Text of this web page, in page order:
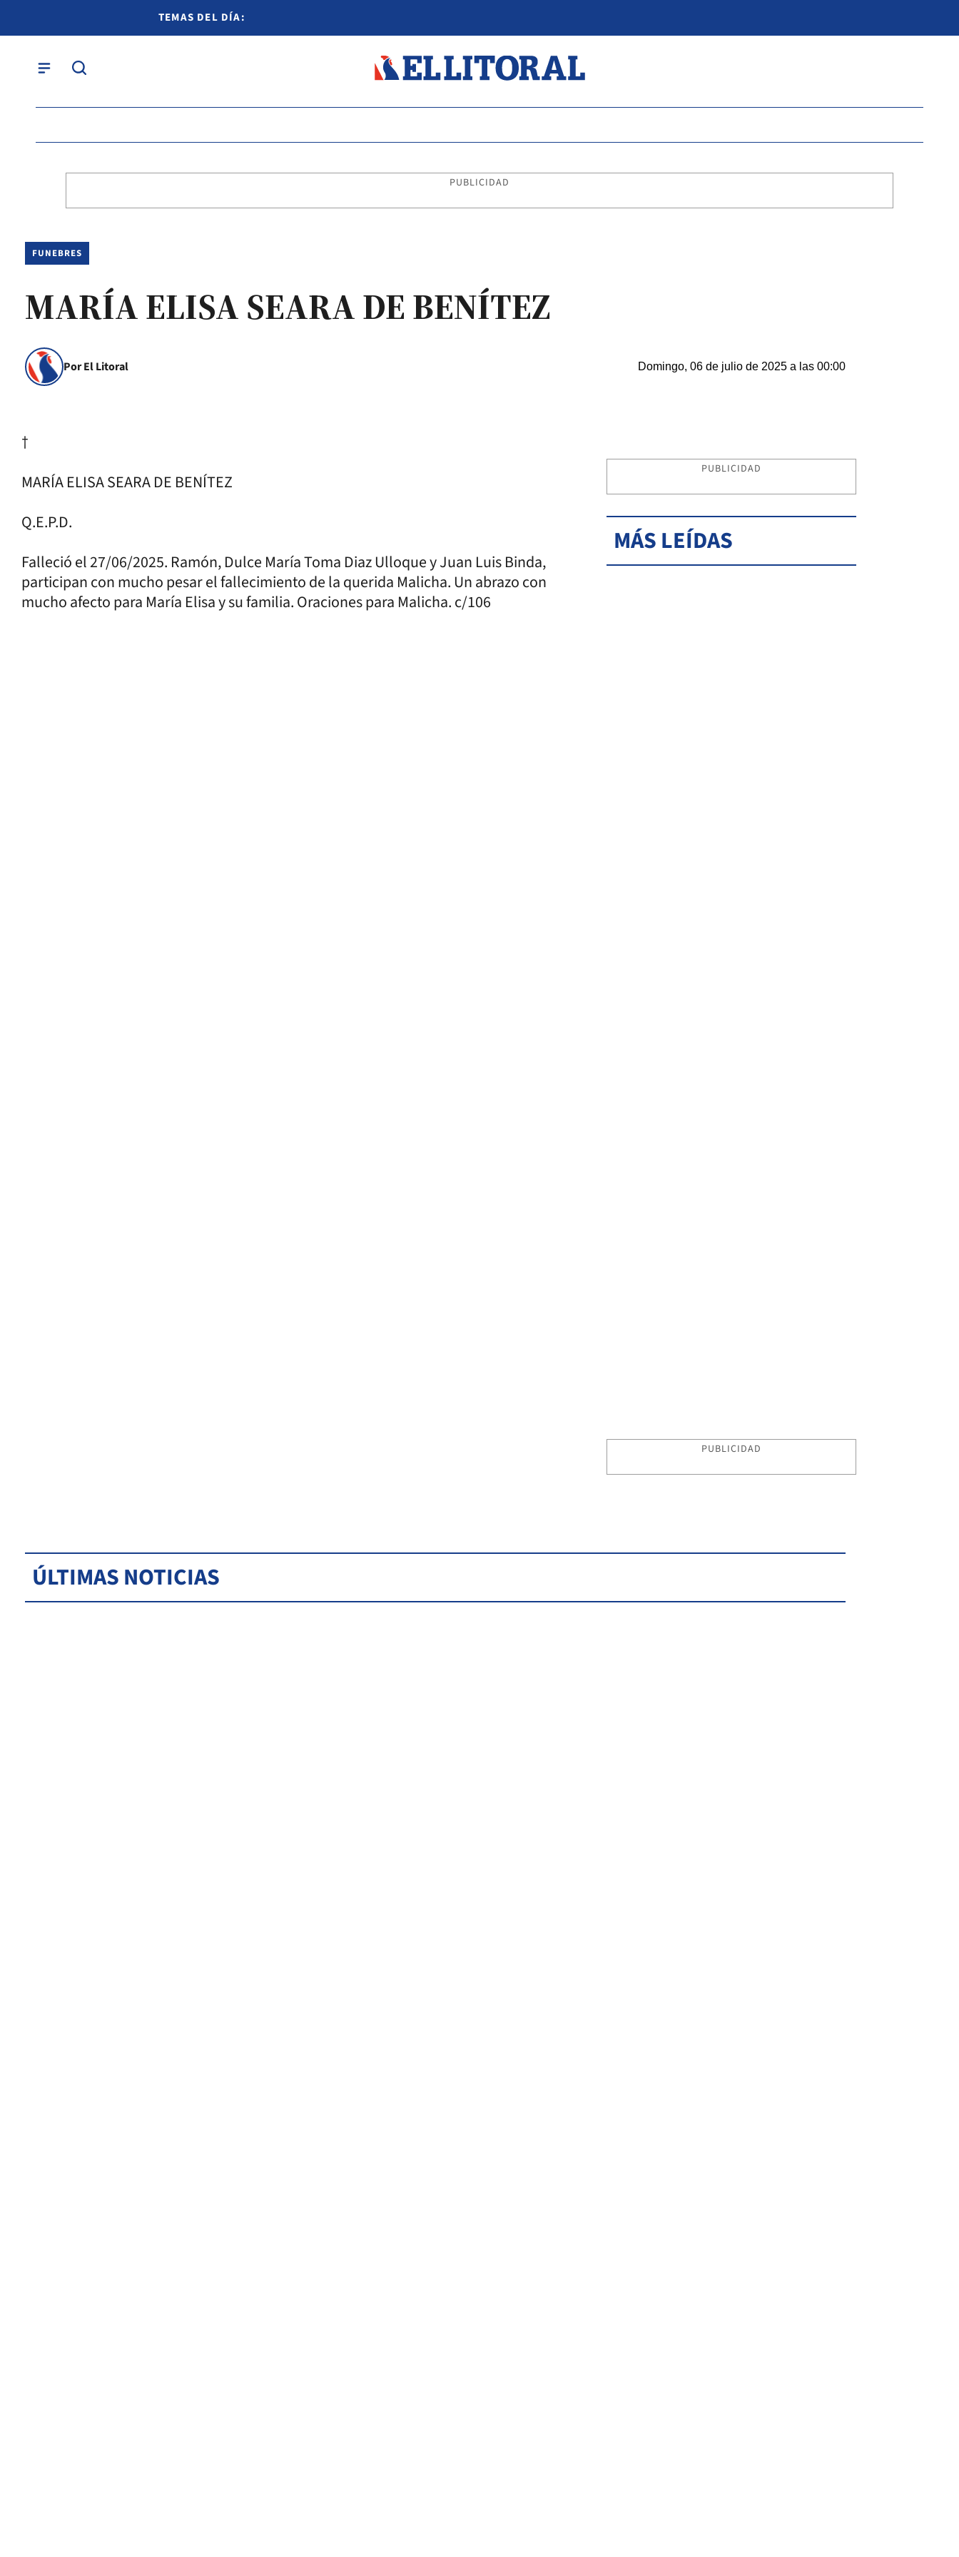
TEMAS DEL DÍA:
PUBLICIDAD
FUNEBRES
MARÍA ELISA SEARA DE BENÍTEZ
Por El Litoral Domingo, 06 de julio de 2025 a las 00:00
†
MARÍA ELISA SEARA DE BENÍTEZ
Q.E.P.D.
Falleció el 27/06/2025. Ramón, Dulce María Toma Diaz Ulloque y Juan Luis Binda,
participan con mucho pesar el fallecimiento de la querida Malicha. Un abrazo con
mucho afecto para María Elisa y su familia. Oraciones para Malicha. c/106
PUBLICIDAD
MÁS LEÍDAS
PUBLICIDAD
ÚLTIMAS NOTICIAS